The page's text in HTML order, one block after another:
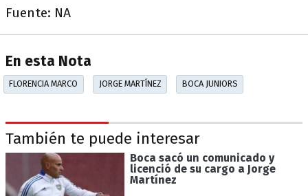
Fuente: NA
En esta Nota
FLORENCIA MARCO JORGE MARTÍNEZ BOCA JUNIORS
También te puede interesar
Boca sacó un comunicado y
licenció de su cargo a Jorge
Martínez